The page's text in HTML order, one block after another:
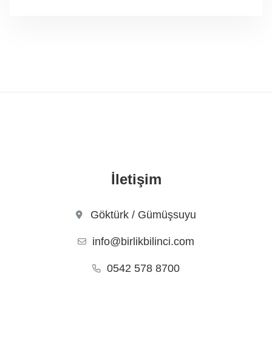
İletişim
Göktürk / Gümüşsuyu
info@birlikbilinci.com
0542 578 8700